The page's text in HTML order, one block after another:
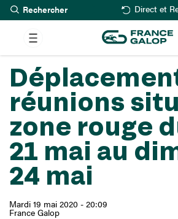
Aller
au
contenu
principal
Rechercher Direct et
réunions
zone rouge
21 mai au
24 mai
Mardi 19 mai 2020 - 20:09
France Galop